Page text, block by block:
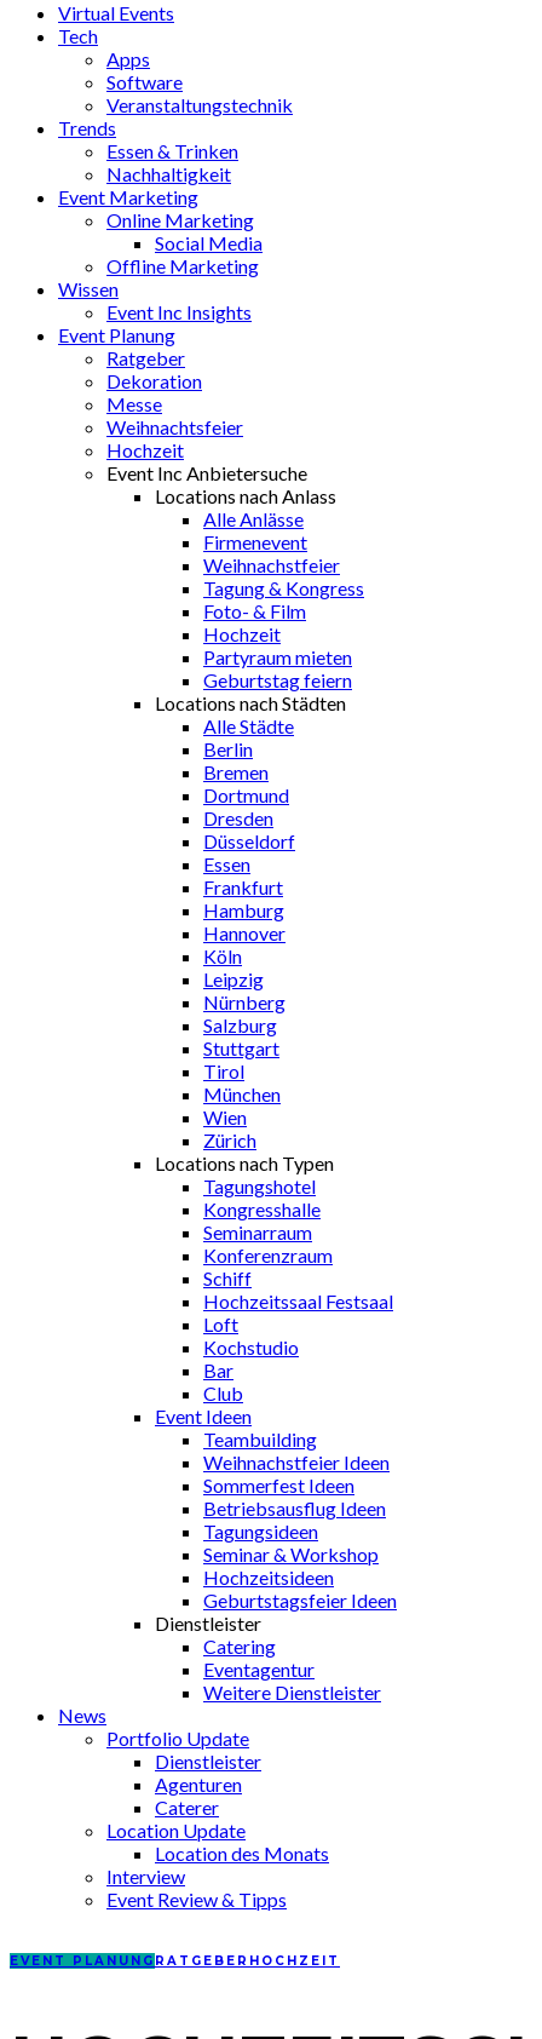
Virtual Events
Tech
Apps
Software
Veranstaltungstechnik
Trends
Essen & Trinken
Nachhaltigkeit
Event Marketing
Online Marketing
Social Media
Offline Marketing
Wissen
Event Inc Insights
Event Planung
Ratgeber
Dekoration
Messe
Weihnachtsfeier
Hochzeit
Event Inc Anbietersuche
Locations nach Anlass
Alle Anlässe
Firmenevent
Weihnachstfeier
Tagung & Kongress
Foto- & Film
Hochzeit
Partyraum mieten
Geburtstag feiern
Locations nach Städten
Alle Städte
Berlin
Bremen
Dortmund
Dresden
Düsseldorf
Essen
Frankfurt
Hamburg
Hannover
Köln
Leipzig
Nürnberg
Salzburg
Stuttgart
Tirol
München
Wien
Zürich
Locations nach Typen
Tagungshotel
Kongresshalle
Seminarraum
Konferenzraum
Schiff
Hochzeitssaal Festsaal
Loft
Kochstudio
Bar
Club
Event Ideen
Teambuilding
Weihnachstfeier Ideen
Sommerfest Ideen
Betriebsausflug Ideen
Tagungsideen
Seminar & Workshop
Hochzeitsideen
Geburtstagsfeier Ideen
Dienstleister
Catering
Eventagentur
Weitere Dienstleister
News
Portfolio Update
Dienstleister
Agenturen
Caterer
Location Update
Location des Monats
Interview
Event Review & Tipps
EVENT PLANUNG RATGEBER HOCHZEIT